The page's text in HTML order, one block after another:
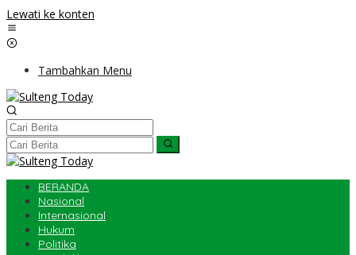
Lewati ke konten
Tambahkan Menu
BERANDA
Nasional
Internasional
Hukum
Politika